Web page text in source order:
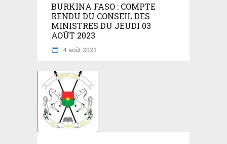
BURKINA FASO : COMPTE
RENDU DU CONSEIL DES
MINISTRES DU JEUDI 03
AOÛT 2023
4 août 2023